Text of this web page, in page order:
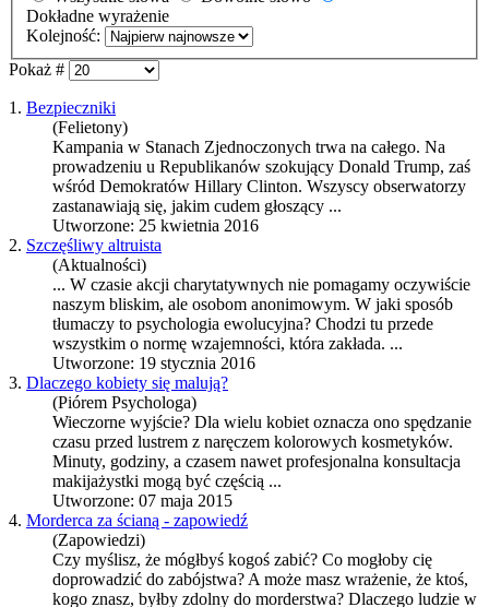
Dokładne wyrażenie
Kolejność:
Pokaż #
1. Bezpieczniki
(Felietony)
Kampania w Stanach Zjednoczonych trwa na całego. Na
prowadzeniu u Republikanów szokujący Donald Trump, zaś
wśród Demokratów Hillary Clinton. Wszyscy obserwatorzy
zastanawiają się, jakim cudem głoszący ...
Utworzone: 25 kwietnia 2016
2. Szczęśliwy altruista
(Aktualności)
... W czasie akcji charytatywnych nie pomagamy oczywiście
naszym bliskim, ale osobom anonimowym. W jaki sposób
tłumaczy to psychologia ewolucyjna? Chodzi tu przede
wszystkim o normę wzajemności, która zakłada. ...
Utworzone: 19 stycznia 2016
3. Dlaczego kobiety się malują?
(Piórem Psychologa)
Wieczorne wyjście? Dla wielu kobiet oznacza ono spędzanie
czasu przed lustrem z naręczem kolorowych kosmetyków.
Minuty, godziny, a czasem nawet profesjonalna konsultacja
makijażystki mogą być częścią ...
Utworzone: 07 maja 2015
4. Morderca za ścianą - zapowiedź
(Zapowiedzi)
Czy myślisz, że mógłbyś kogoś zabić? Co mogłoby cię
doprowadzić do zabójstwa? A może masz wrażenie, że ktoś,
kogo znasz, byłby zdolny do morderstwa? Dlaczego ludzie w